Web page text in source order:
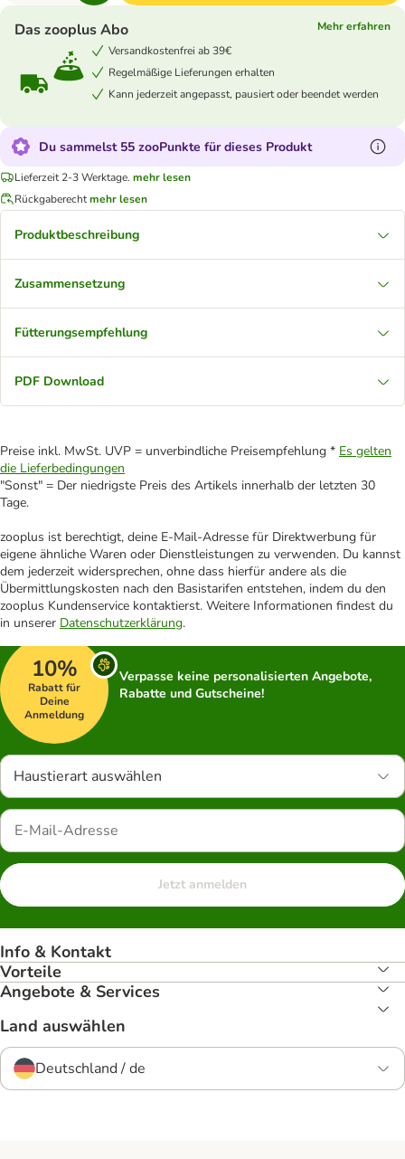
Das zooplus Abo
Mehr erfahren
Versandkostenfrei ab 39€
Regelmäßige Lieferungen erhalten
Kann jederzeit angepasst, pausiert oder beendet werden
Du sammelst 55 zooPunkte für dieses Produkt
Lieferzeit 2-3 Werktage. mehr lesen
Rückgaberechtmehr lesen
Produktbeschreibung
Zusammensetzung
Fütterungsempfehlung
PDF Download
Preise inkl. MwSt. UVP = unverbindliche Preisempfehlung * Es gelten
die Lieferbedingungen
"Sonst" = Der niedrigste Preis des Artikels innerhalb der letzten 30
Tage.
zooplus ist berechtigt, deine E-Mail-Adresse für Direktwerbung für
eigene ähnliche Waren oder Dienstleistungen zu verwenden. Du kannst
dem jederzeit widersprechen, ohne dass hierfür andere als die
Übermittlungskosten nach den Basistarifen entstehen, indem du den
zooplus Kundenservice kontaktierst. Weitere Informationen findest du
in unserer Datenschutzerklärung.
10%
Rabatt für
Deine
Anmeldung
Verpasse keine personalisierten Angebote,
Rabatte und Gutscheine!
Haustierart auswählen
Jetzt anmelden
Info & Kontakt
Vorteile
Angebote & Services
Land auswählen
Deutschland / de